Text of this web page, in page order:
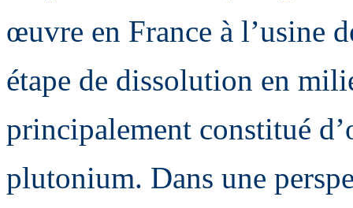
œuvre en France à l’usine
étape de dissolution en
principalement constitué
plutonium. Dans une